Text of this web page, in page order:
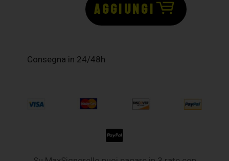
AGGIUNGI
Consegna in 24/48h